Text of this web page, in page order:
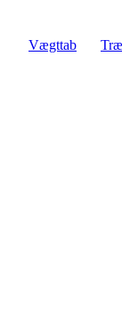
Vægttab